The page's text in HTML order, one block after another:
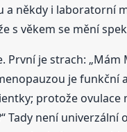
někdy i laboratorní
s věkem se mění
První je strach:
je funkční
protože
Tady není